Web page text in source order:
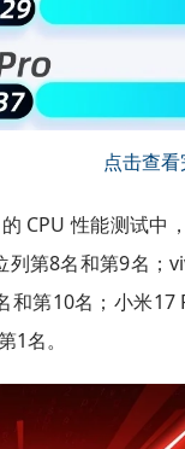
点击查
CPU 性能测试中
列第8名和第9名；
和第10名；小米
1名。